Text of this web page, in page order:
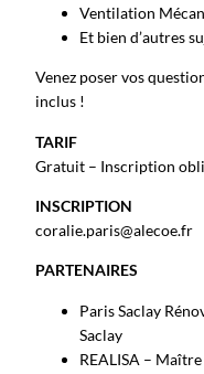
Ventilation
Et bien d’autres
Venez poser vos
inclus !
TARIF
Gratuit – Inscription
INSCRIPTION
coralie.paris@alecoe.fr
PARTENAIRES
Paris Saclay
Saclay
REALISA –